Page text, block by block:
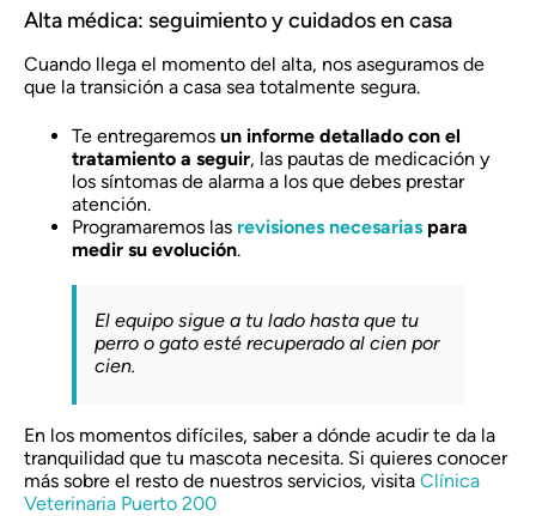
Alta médica: seguimiento y cuidados en casa
Cuando llega el momento del alta, nos aseguramos de
que la transición a casa sea totalmente segura.
Te entregaremos un informe detallado con el
tratamiento a seguir, las pautas de medicación y
los síntomas de alarma a los que debes prestar
atención.
Programaremos las revisiones necesarias para
medir su evolución.
El equipo sigue a tu lado hasta que tu
perro o gato esté recuperado al cien por
cien.
En los momentos difíciles, saber a dónde acudir te da la
tranquilidad que tu mascota necesita. Si quieres conocer
más sobre el resto de nuestros servicios, visita Clínica
Veterinaria Puerto 200